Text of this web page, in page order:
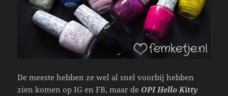
De meeste hebben ze wel al snel voorbij hebben
zien komen op IG en FB, maar de OPI Hello Kitty